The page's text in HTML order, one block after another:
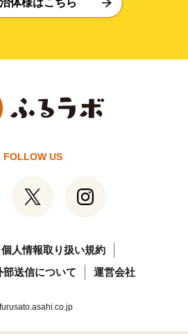
FOLLOW US
個人情報取り扱い規約
送信について
運営会社